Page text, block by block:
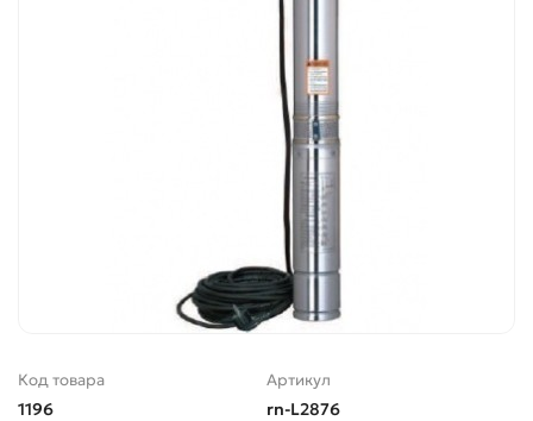
Код товара
1196
Артикул
rn-L2876